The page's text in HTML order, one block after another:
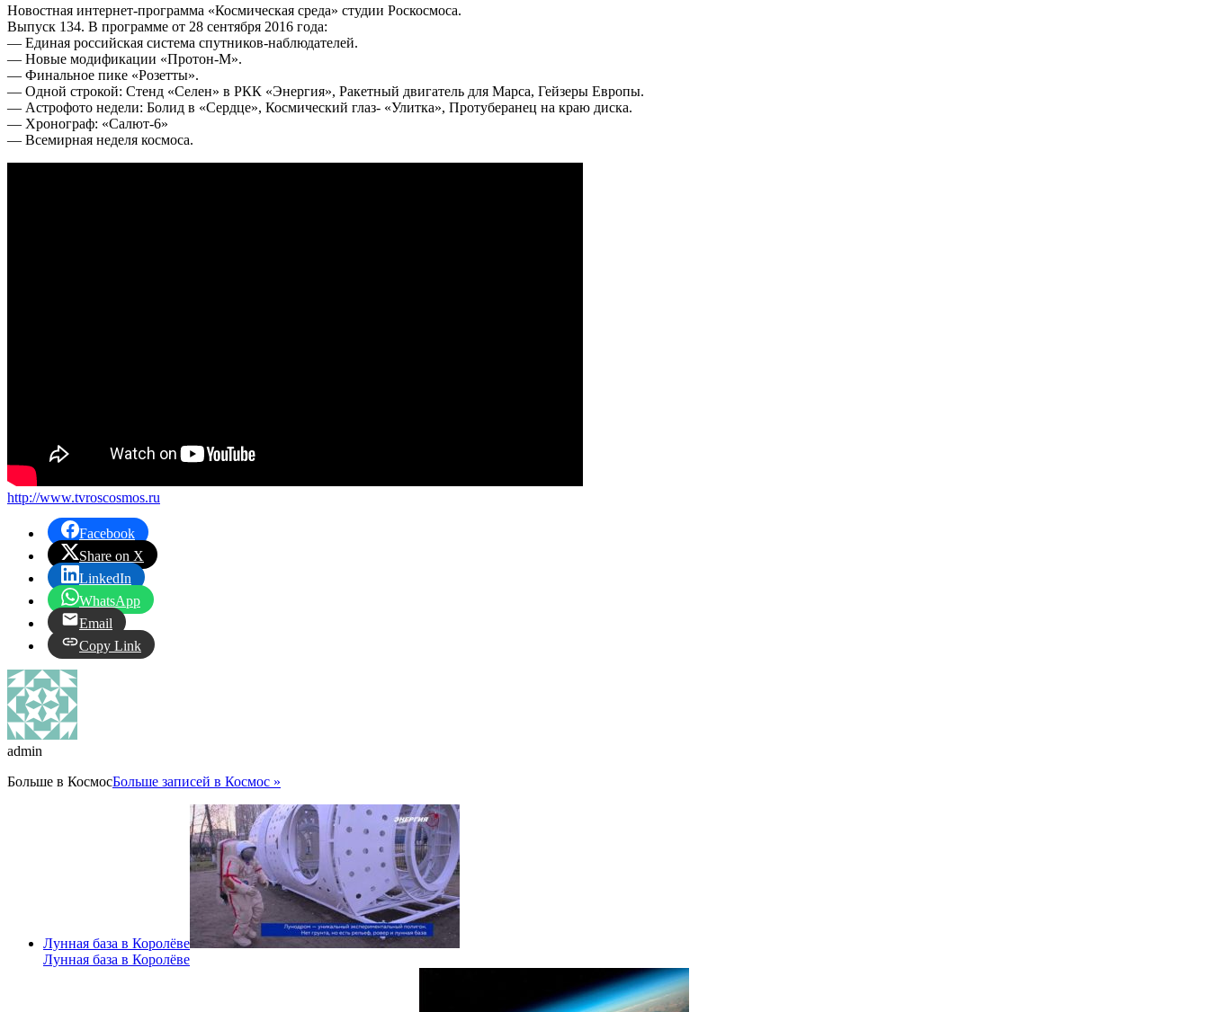
Новостная интернет-программа «Космическая среда» студии Роскосмоса.
Выпуск 134. В программе от 28 сентября 2016 года:
— Единая российская система спутников-наблюдателей.
— Новые модификации «Протон-М».
— Финальное пике «Розетты».
— Одной строкой: Стенд «Селен» в РКК «Энергия», Ракетный двигатель для Марса, Гейзеры Европы.
— Астрофото недели: Болид в «Сердце», Космический глаз- «Улитка», Протуберанец на краю диска.
— Хронограф: «Салют-6»
— Всемирная неделя космоса.
http://www.tvroscosmos.ru
Facebook
Share on X
LinkedIn
WhatsApp
Email
Copy Link
admin
Больше в КосмосБольше записей в Космос »
Лунная база в Королёве
Лунная база в Королёве